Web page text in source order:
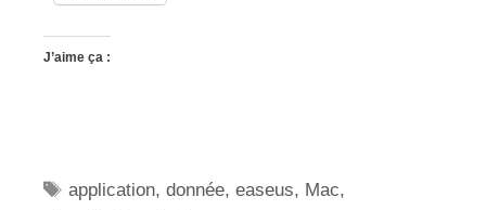
J’aime ça :
Étiquettes
application,donnée,easeus, Mac,